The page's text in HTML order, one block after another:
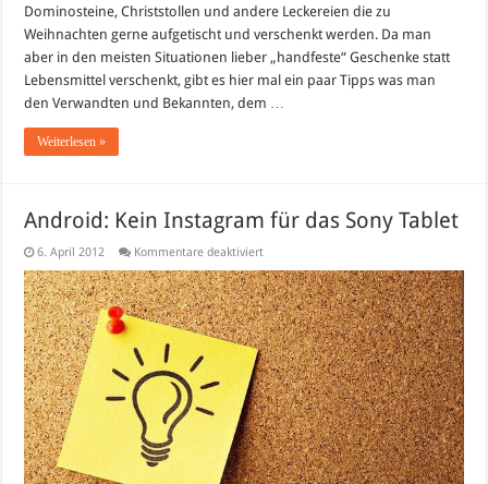
Dominosteine, Christstollen und andere Leckereien die zu
Weihnachten gerne aufgetischt und verschenkt werden. Da man
aber in den meisten Situationen lieber „handfeste“ Geschenke statt
Lebensmittel verschenkt, gibt es hier mal ein paar Tipps was man
den Verwandten und Bekannten, dem …
Weiterlesen »
Android: Kein Instagram für das Sony Tablet
6. April 2012 Kommentare deaktiviertfür
Kein
Instagram
für
das
Sony
Tablet